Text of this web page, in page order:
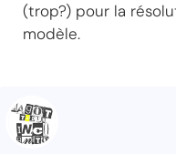
(trop?) pour la
modèle.